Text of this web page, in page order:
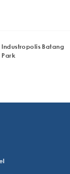
Industropolis Batang
Park